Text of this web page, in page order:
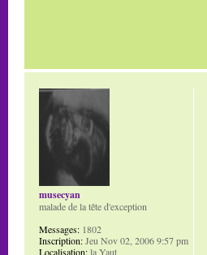
musecyan
malade de la tête d'exception
Messages: 1802
Inscription:Jeu Nov 02, 2006 9:57 pm
Localisation:la Yaut